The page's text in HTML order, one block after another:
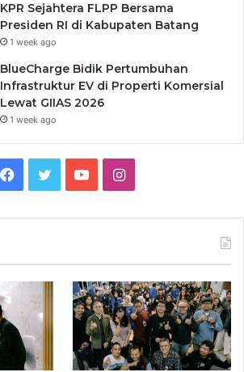
KPR Sejahtera FLPP Bersama
Presiden RI di Kabupaten Batang
1 week ago
BlueCharge Bidik Pertumbuhan
Infrastruktur EV di Properti Komersial
Lewat GIIAS 2026
1 week ago
Facebook
TwitterYouTubeInstagram